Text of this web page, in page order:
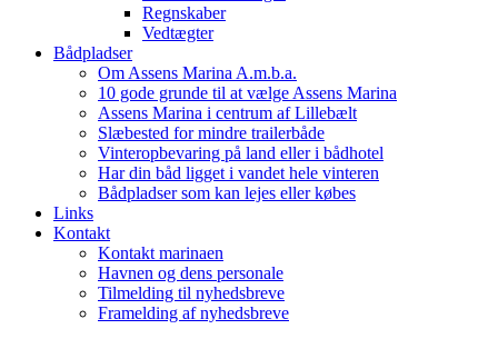
Regnskaber
Vedtægter
Bådpladser
Om Assens Marina A.m.b.a.
10 gode grunde til at vælge Assens Marina
Assens Marina i centrum af Lillebælt
Slæbested for mindre trailerbåde
Vinteropbevaring på land eller i bådhotel
Har din båd ligget i vandet hele vinteren
Bådpladser som kan lejes eller købes
Links
Kontakt
Kontakt marinaen
Havnen og dens personale
Tilmelding til nyhedsbreve
Framelding af nyhedsbreve